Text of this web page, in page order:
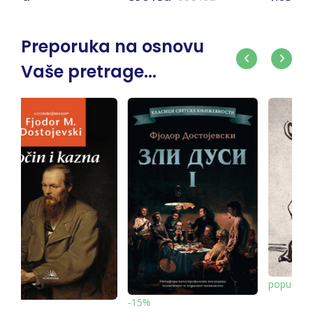
Preporuka na osnovu
Vaše pretrage...
popust 20%